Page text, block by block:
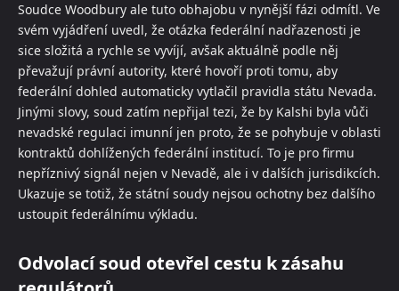
Soudce Woodbury ale tuto obhajobu v nynější fázi odmítl. Ve
svém vyjádření uvedl, že otázka federální nadřazenosti je
sice složitá a rychle se vyvíjí, avšak aktuálně podle něj
převažují právní autority, které hovoří proti tomu, aby
federální dohled automaticky vytlačil pravidla státu Nevada.
Jinými slovy, soud zatím nepřijal tezi, že by Kalshi byla vůči
nevadské regulaci imunní jen proto, že se pohybuje v oblasti
kontraktů dohlížených federální institucí. To je pro firmu
nepříznivý signál nejen v Nevadě, ale i v dalších jurisdikcích.
Ukazuje se totiž, že státní soudy nejsou ochotny bez dalšího
ustoupit federálnímu výkladu.
Odvolací soud otevřel cestu k zásahu